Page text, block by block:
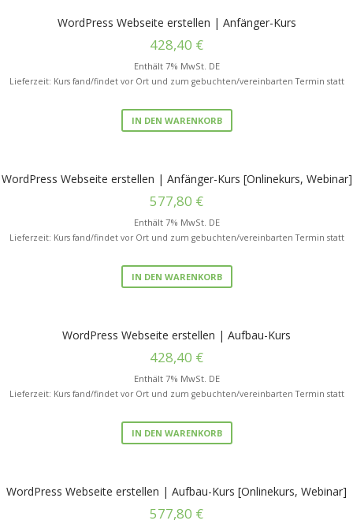
WordPress Webseite erstellen | Anfänger-Kurs
428,40 €
Enthält 7% MwSt. DE
Lieferzeit: Kurs fand/findet vor Ort und zum gebuchten/vereinbarten Termin statt
IN DEN WARENKORB
WordPress Webseite erstellen | Anfänger-Kurs [Onlinekurs, Webinar]
577,80 €
Enthält 7% MwSt. DE
Lieferzeit: Kurs fand/findet vor Ort und zum gebuchten/vereinbarten Termin statt
IN DEN WARENKORB
WordPress Webseite erstellen | Aufbau-Kurs
428,40 €
Enthält 7% MwSt. DE
Lieferzeit: Kurs fand/findet vor Ort und zum gebuchten/vereinbarten Termin statt
IN DEN WARENKORB
WordPress Webseite erstellen | Aufbau-Kurs [Onlinekurs, Webinar]
577,80 €